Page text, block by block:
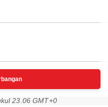
23.06 GMT+0